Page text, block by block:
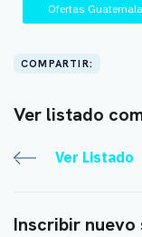
Ofertas Guatemala
COMPARTIR:
Ver listado
Ver Listado
Inscribir nuevo